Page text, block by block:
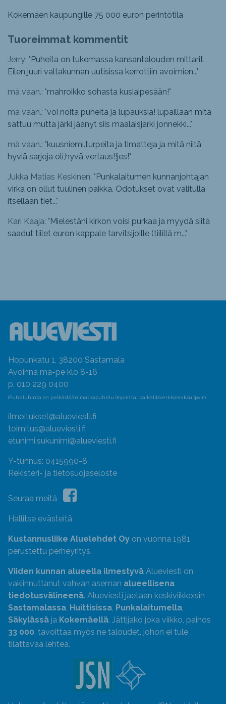
Kokemäen kaupungille 75 000 euron perintötila
Tuoreimmat kommentit
Jerry: "Puheita on tukemassa kansantalouden mittarit.
Eilen juuri valtakunnan uutisissa kerrottiin avoimien..."
mä vaan.: "mahroikko sohasta kusiaipesään!"
mä vaan.: "voi noita puheita ja lupauksia! lupaillaan mitä
sattuu mutta järki jäänyt siis maalaisjärki jonnekki..."
mä vaan.: "kuusniemi.turpeita ja timatteja ja mitä niitä
hyviä sarjoja oli,hyvä vertaus!!jes!"
Jukka Matias Keskinen: "Punkalaitumen kunnanjohtajan
virka on ollut tuulinen paikka. Odotukset ovat valitulla
itsellään tiet..."
Kari Kaaja: "Mielestäni kirkon voisi purkaa ja myydä siitä
saadut tiilet euron kappale tarvitsijoille (tiilillä m..."
Hopunkatu 1, 38200 Sastamala
Avoinna ma-pe klo 8-16
p. 010 229 0400
(Puheluhinta on pelkästään matkapuhelu (mpm) tai paikallisverkkomaksu (pvm)
ilmoitukset@alueviesti.fi
toimitus@alueviesti.fi
etunimi.sukunimi@alueviesti.fi
Y-tunnus: 0415990-8
Rekisteri- ja tietosuojaseloste
Seuraa meitä
Hallitse evästeitä
Kustannusliike Aluelehdet Oy on vuonna 1981
perustettu perheyritys.
Viiden kunnan alueella ilmestyvä Alueviesti on
vakiinnuttanut vahvan aseman alueellisena
tiedotusvälineenä. Alueviesti jaetaan keskiviikkoisin
Sastamalassa, Huittisissa, Punkalaitumella,
Säkylässä ja Kokemäellä. Jättijako joka viikko, painos
33 000, tavoittaa myös ne taloudet, johon ei tule
tilattavaa lehteä.